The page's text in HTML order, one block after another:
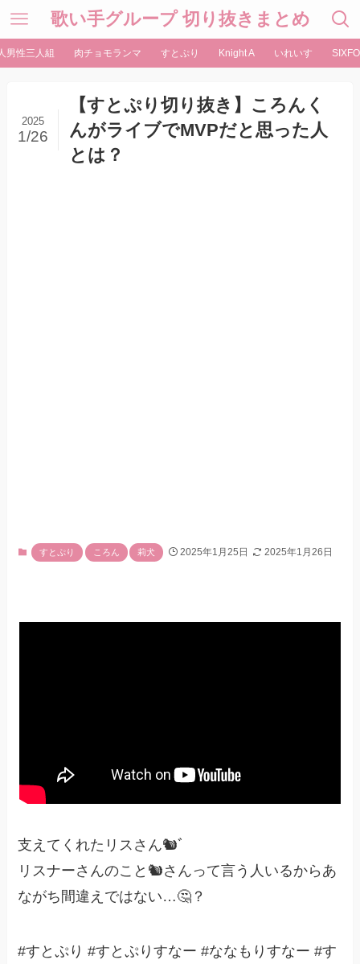
歌い手グループ 切り抜きまとめ
男性三人組 肉チョモランマ すとぷり Knight A いれいす
【すとぷり切り抜き】ころんく
んがライブでMVPだと思った人
とは？
2025
1/26
すとぷり ころん 莉犬 2025年1月25日 2025年1月26日
支えてくれたリスさん🐿ﾞ
リスナーさんのこと🐿さんって言う人いるからあ
ながち間違えではない…🤔？
#すとぷり #すとぷりすなー #ななもりすなー #す